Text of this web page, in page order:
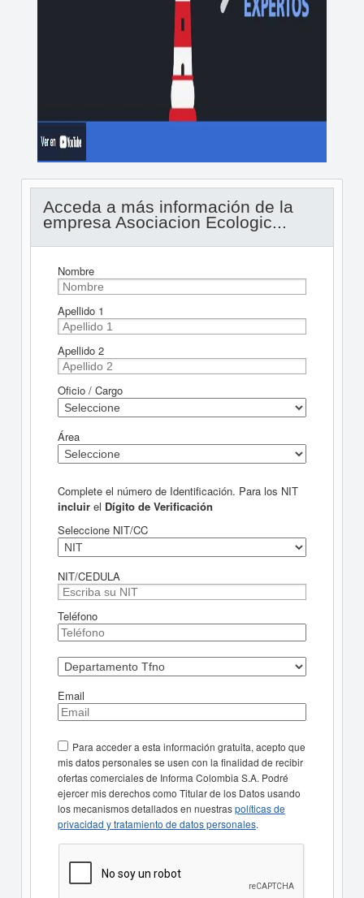
Acceda a más información de la
empresa Asociacion Ecologic...
Nombre
Apellido 1
Apellido 2
Oficio / Cargo
Área
Complete el número de Identificación. Para los NIT
incluirel Dígito de Verificación
Seleccione NIT/CC
NIT/CEDULA
Teléfono
Email
Para acceder a esta información gratuita, acepto que
mis datos personales se usen con la finalidad de recibir
ofertas comerciales de Informa Colombia S.A. Podré
ejercer mis derechos como Titular de los Datos usando
los mecanismos detallados en nuestraspolíticas de
privacidad y tratamiento de datos personales.